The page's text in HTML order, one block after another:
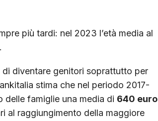
più tardi: nel 2023 l’età media al
di diventare genitori soprattutto per
stima che nel periodo 2017-
delle famiglie una media di 640 euro
al raggiungimento della maggiore